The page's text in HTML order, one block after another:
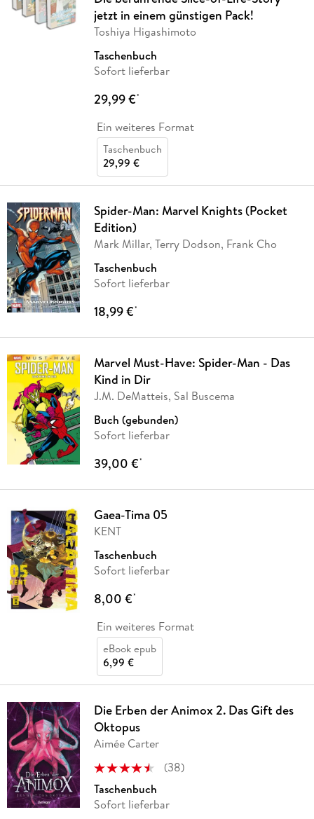
jetzt in einem günstigen Pack!
Toshiya Higashimoto
Taschenbuch
Sofort lieferbar
29,99 €*
Ein weiteres Format
Taschenbuch
29,99 €
Spider-Man: Marvel Knights (Pocket
Edition)
Mark Millar, Terry Dodson, Frank Cho
Taschenbuch
Sofort lieferbar
18,99 €*
Marvel Must-Have: Spider-Man - Das
Kind in Dir
J.M. DeMatteis, Sal Buscema
Buch (gebunden)
Sofort lieferbar
39,00 €*
Gaea-Tima 05
KENT
Taschenbuch
Sofort lieferbar
8,00 €*
Ein weiteres Format
eBook epub
6,99 €
Die Erben der Animox 2. Das Gift des
Oktopus
Aimée Carter
(38)
Taschenbuch
Sofort lieferbar